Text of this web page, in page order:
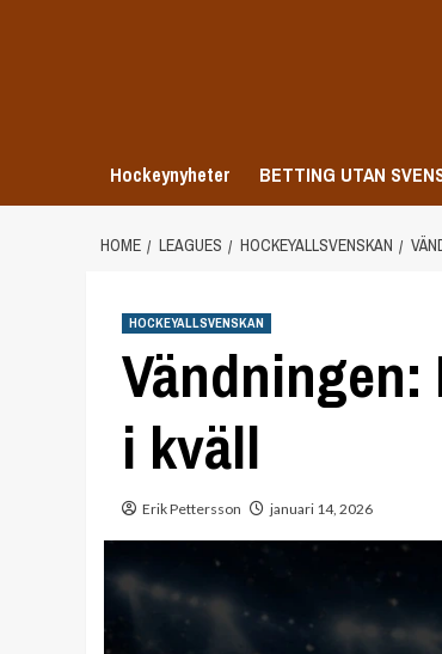
Hockeynyheter BETTING UTAN
HOME LEAGUES HOCKEYALLSVENSKAN
HOCKEYALLSVENSKAN
Vändningen:
i kväll
Erik Pettersson januari 14, 2026